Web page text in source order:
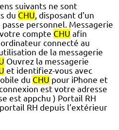
suivants ne sont
du CHU , disposant d'un
personnel. Messagerie
compte CHU afin
ordinateur connecté au
de la messagerie
Ouvrez la messagerie
et identifiez-vous avec
du CHU pour iPhone et
est votre adresse
est appchu ) Portail RH
RH depuis l’extérieur